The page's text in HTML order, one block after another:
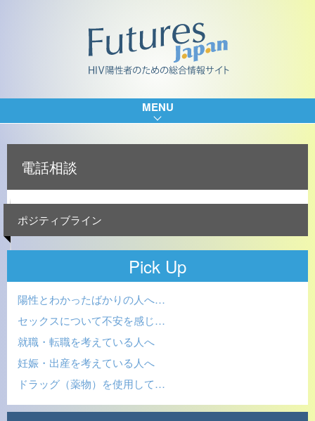
MENU
電話相談
ポジティブライン
Pick Up
陽性とわかったばかりの人へ…
セックスについて不安を感じ…
就職・転職を考えている人へ
妊娠・出産を考えている人へ
ドラッグ（薬物）を使用して…